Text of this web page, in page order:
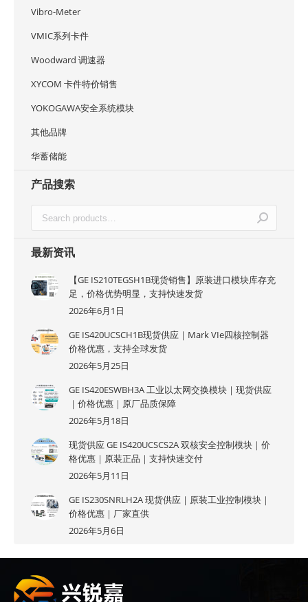
Vibro-Meter
VMIC系列卡件
Woodward 调速器
XYCOM 卡件特价销售
YOKOGAWA安全系统模块
其他品牌
华蓄储能
产品搜索
最新资讯
【GE IS210TEGSH1B现货销售】原装进口模块库存充
足，价格优势明显，支持快速发货
2026年6月1日
GE IS420UCSCH1B现货供应｜Mark VIe四核控制器
价格优惠，支持全球发货
2026年5月25日
GE IS420ESWBH3A 工业以太网交换模块｜现货供应
｜价格优惠｜原厂品质保障
2026年5月18日
现货供应 GE IS420UCSCS2A 双核安全控制模块｜价
格优惠｜原装正品｜支持快速交付
2026年5月11日
GE IS230SNRLH2A 现货供应｜原装工业控制模块｜
价格优惠｜厂家直供
2026年5月6日